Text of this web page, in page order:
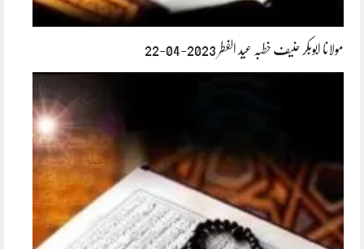
مولانا ابوبکر حنیف خطبہ عید الفطر 2023-04-22